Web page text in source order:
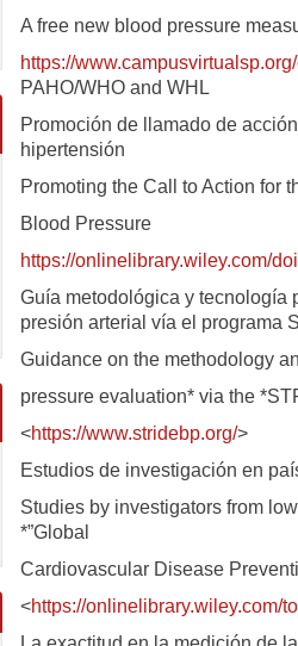
A free new blood pressure
https://
PAHO/WHO and WHL
Promoción de llamado de
hipertensión
Promoting the Call to Action for
Blood Pressure
https://onlinelibrary.wiley.com/
Guía metodológica y tecnología
presión arterial vía el programa
Guidance on the methodology
pressure evaluation* via the
<https://www.stridebp.org/>
Estudios de investigación en
Studies by investigators from
*”Global
Cardiovascular Disease
<https://onlinelibrary.wiley.com/